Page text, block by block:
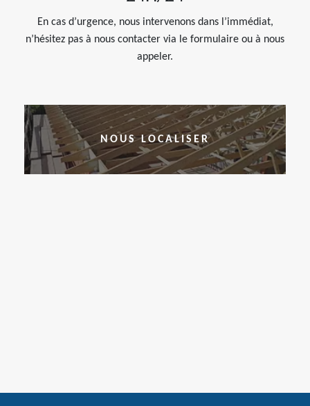
En cas d’urgence, nous intervenons dans l’immédiat,
n’hésitez pas à nous contacter via le formulaire ou à nous
appeler.
NOUS LOCALISER